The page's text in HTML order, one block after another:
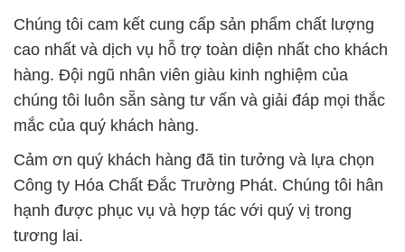
Chúng tôi cam kết cung cấp sản phẩm chất lượng
cao nhất và dịch vụ hỗ trợ toàn diện nhất cho khách
hàng. Đội ngũ nhân viên giàu kinh nghiệm của
chúng tôi luôn sẵn sàng tư vấn và giải đáp mọi thắc
mắc của quý khách hàng.
Cảm ơn quý khách hàng đã tin tưởng và lựa chọn
Công ty Hóa Chất Đắc Trường Phát. Chúng tôi hân
hạnh được phục vụ và hợp tác với quý vị trong
tương lai.